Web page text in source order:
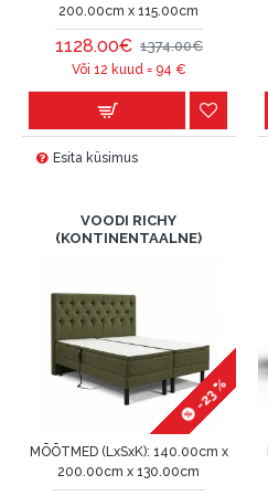
200.00cm x 115.00cm
1128.00€ 1374.00€
Või 12 kuud = 94 €
Esita küsimus
VOODI RICHY
(KONTINENTAALNE)
-23 %
MÕÕTMED (LxSxK): 140.00cm x
200.00cm x 130.00cm